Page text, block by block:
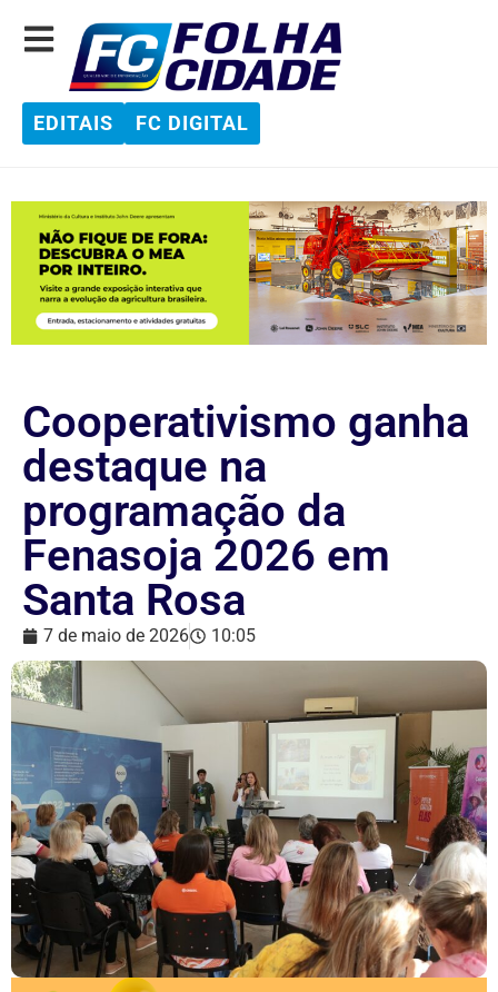
EDITAIS FC DIGITAL
Cooperativismo ganha
destaque na
programação da
Fenasoja 2026 em
Santa Rosa
7 de maio de 2026 10:05